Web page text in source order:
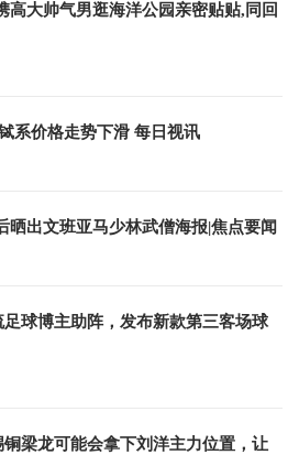
高大帅气男逛海洋公园亲密贴贴,同回
系价格走势下滑 每日视讯
晒出文班亚马少林武僧海报|焦点要闻
球博主助阵，发布新款第三客场球
梁龙可能会拿下刘洋主力位置，让